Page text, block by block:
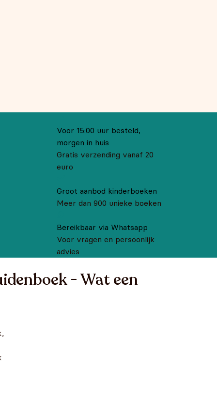
Voor 15:00 uur besteld,
morgen in huis
Gratis verzending vanaf 20
euro
Groot aanbod kinderboeken
Meer dan 900 unieke boeken
Bereikbaar via Whatsapp
Voor vragen en persoonlijk
advies
- Wat een